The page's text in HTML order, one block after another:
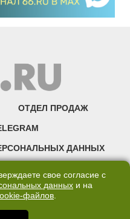
ОТДЕЛ ПРОДАЖ
ДАННЫХ
доведение до всеобщего
«Современный портал
свое согласие с
данных и на
файлов.